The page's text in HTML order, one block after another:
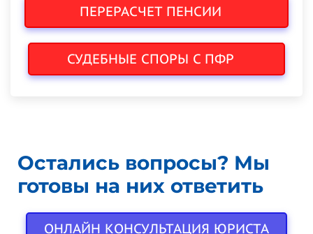
ПЕРЕРАСЧЕТ ПЕНСИИ
СУДЕБНЫЕ СПОРЫ С ПФР
Остались вопросы? Мы
готовы на них ответить
ОНЛАЙН КОНСУЛЬТАЦИЯ ЮРИСТА